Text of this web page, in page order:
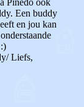
Pinedo ook
Een buddy
en jou kan
Liefs,